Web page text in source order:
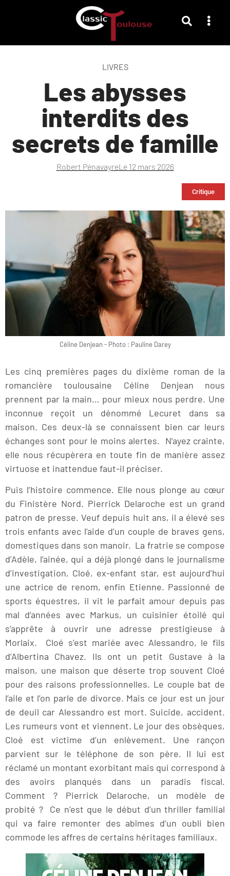
LIVRES
Les abysses
interdits des
secrets de famille
Robert PénavayreLe 12 mars 2026
Critique
Céline Denjean - Photo : Pauline Darey
Les cinq premières pages du dixième roman de la
romancière toulousaine Céline Denjean nous
prennent par la main… pour mieux nous perdre. Une
inconnue reçoit un dénommé Lecuret dans sa
maison. Ces deux-là se connaissent bien car leurs
échanges sont pour le moins alertes. N’ayez crainte,
elle nous récupèrera en toute fin de manière assez
virtuose et inattendue faut-il préciser.
Puis l’histoire commence. Elle nous plonge au cœur
du Finistère Nord. Pierrick Delaroche est un grand
patron de presse. Veuf depuis huit ans, il a élevé ses
trois enfants avec l’aide d’un couple de braves gens,
domestiques dans son manoir. La fratrie se compose
d’Adèle, l’ainée, qui a déjà plongé dans le journalisme
d’investigation, Cloé, ex-enfant star, est aujourd’hui
une actrice de renom, enfin Etienne. Passionné de
sports équestres, il vit le parfait amour depuis pas
mal d’années avec Markus, un cuisinier étoilé qui
s’apprête à ouvrir une adresse prestigieuse à
Morlaix. Cloé s’est mariée avec Alessandro, le fils
d’Albertina Chavez. Ils ont un petit Gustave à la
maison, une maison que déserte trop souvent Cloé
pour des raisons professionnelles. Le couple bat de
l’aile et l’on parle de divorce. Mais ce jour est un jour
de deuil car Alessandro est mort. Suicide, accident.
Les rumeurs vont et viennent. Le jour des obsèques,
Cloé est victime d’un enlèvement. Une rançon
parvient sur le téléphone de son père. Il lui est
réclamé un montant exorbitant mais qui correspond à
des avoirs planqués dans un paradis fiscal.
Comment ? Pierrick Delaroche, un modèle de
probité ? Ce n’est que le début d’un thriller familial
qui va faire remonter des abîmes d’un oubli bien
commode les affres de certains héritages familiaux.